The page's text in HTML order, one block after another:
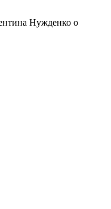
Нужденко о